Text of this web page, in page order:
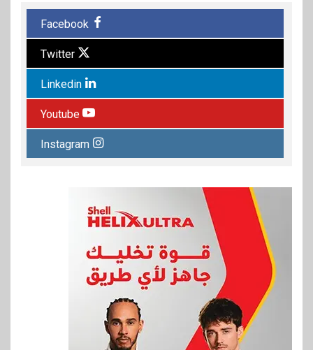
Facebook
Twitter
Linkedin
Youtube
Instagram